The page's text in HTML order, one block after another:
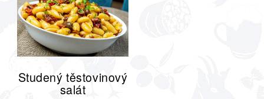
Studený těstovinový
salát